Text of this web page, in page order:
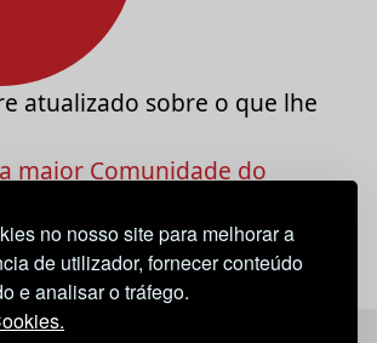
no nosso site para melhorar a
de utilizador, fornecer conteúdo
e analisar o tráfego.
atualizado sobre o que lhe
maior Comunidade do